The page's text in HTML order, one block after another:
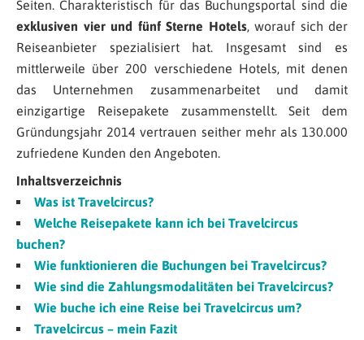
Seiten. Charakteristisch für das Buchungsportal sind die
exklusiven vier und fünf Sterne Hotels, worauf sich der
Reiseanbieter spezialisiert hat. Insgesamt sind es
mittlerweile über 200 verschiedene Hotels, mit denen
das Unternehmen zusammenarbeitet und damit
einzigartige Reisepakete zusammenstellt. Seit dem
Gründungsjahr 2014 vertrauen seither mehr als 130.000
zufriedene Kunden den Angeboten.
Inhaltsverzeichnis
Was ist Travelcircus?
Welche Reisepakete kann ich bei Travelcircus
buchen?
Wie funktionieren die Buchungen bei Travelcircus?
Wie sind die Zahlungsmodalitäten bei Travelcircus?
Wie buche ich eine Reise bei Travelcircus um?
Travelcircus – mein Fazit